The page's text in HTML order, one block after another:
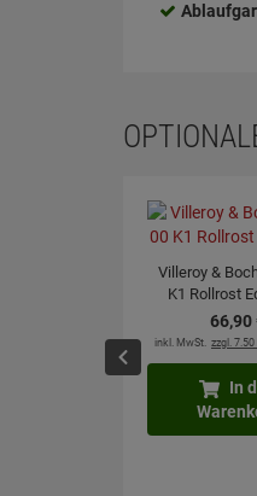
Villeroy &
K1 Rollrost
66,90
inkl. MwSt. zzgl.
In